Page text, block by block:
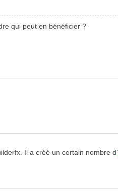
qui peut en bénéficier ?
Il a créé un certain nombre d'